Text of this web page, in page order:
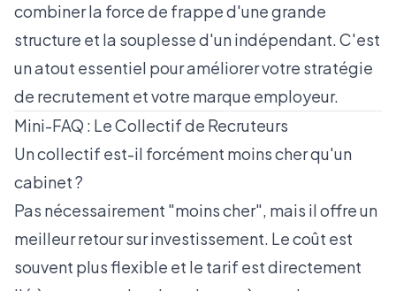
combiner la force de frappe d'une grande
structure et la souplesse d'un indépendant. C'est
un atout essentiel pour améliorer votre stratégie
de recrutement et votre marque employeur.
Mini-FAQ : Le Collectif de Recruteurs
Un collectif est-il forcément moins cher qu'un
cabinet ?
Pas nécessairement "moins cher", mais il offre un
meilleur retour sur investissement. Le coût est
souvent plus flexible et le tarif est directement